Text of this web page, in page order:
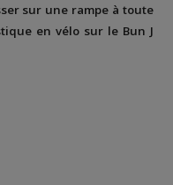
sur une rampe à toute
en vélo sur le Bun J